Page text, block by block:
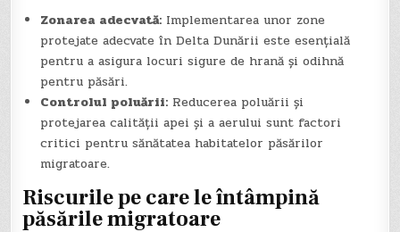
Zonarea adecvată: Implementarea unor zone
protejate adecvate în Delta Dunării este esențială
pentru a asigura locuri sigure de hrană și odihnă
pentru păsări.
Controlul poluării: Reducerea poluării și
protejarea calității apei și a aerului sunt factori
critici pentru sănătatea habitatelor păsărilor
migratoare.
Riscurile pe care le întâmpină
păsările migratoare